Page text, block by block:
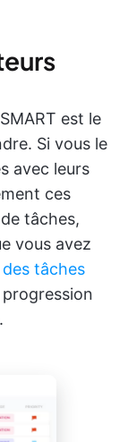
est le
Si vous le
avec leurs
ces
tâches,
vous avez
tâches